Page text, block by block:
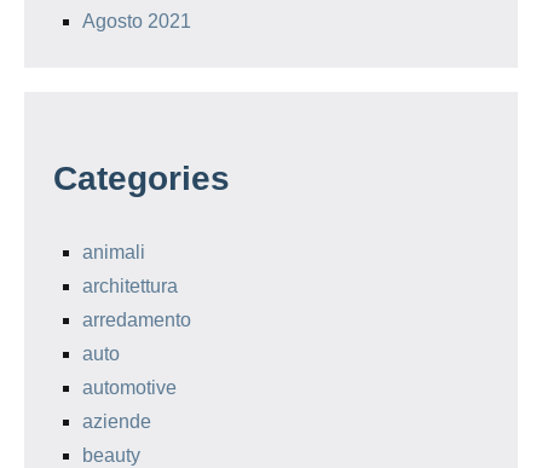
Agosto 2021
Categories
animali
architettura
arredamento
auto
automotive
aziende
beauty